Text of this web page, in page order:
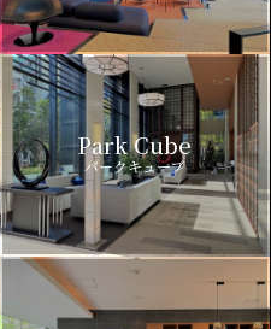
Park Cube
パークキューブ